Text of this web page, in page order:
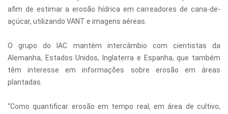
afim de estimar a erosão hídrica em carreadores de cana-de-
açúcar, utilizando VANT e imagens aéreas.
O grupo do IAC mantém intercâmbio com cientistas da
Alemanha, Estados Unidos, Inglaterra e Espanha, que também
têm interesse em informações sobre erosão em áreas
plantadas.
“Como quantificar erosão em tempo real, em área de cultivo,